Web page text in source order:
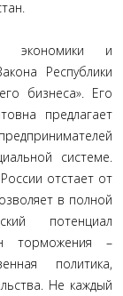
и
Республики
бизнеса». Его
предлагает
системе.
отстает от
в полной
потенциал
торможения –
политика,
Не каждый